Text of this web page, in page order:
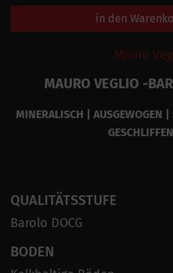
in den
Mauro
MAURO VEGLIO -
MINERALISCH | AUSGEWOGEN |
QUALITÄTSSTUFE
Barolo DOCG
BODEN